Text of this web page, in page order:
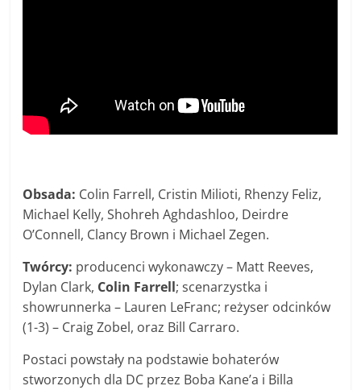
Obsada: Colin Farrell, Cristin Milioti, Rhenzy Feliz,
Michael Kelly, Shohreh Aghdashloo, Deirdre
O’Connell, Clancy Brown i Michael Zegen.
Twórcy: producenci wykonawczy – Matt Reeves,
Dylan Clark, Colin Farrell; scenarzystka i
showrunnerka – Lauren LeFranc; reżyser odcinków
(1-3) – Craig Zobel, oraz Bill Carraro.
Postaci powstały na podstawie bohaterów
stworzonych dla DC przez Boba Kane’a i Billa